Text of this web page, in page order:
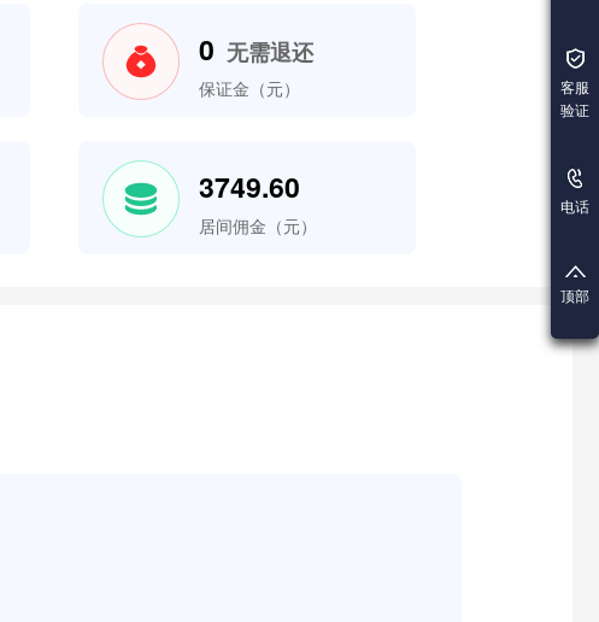
0 无需退还
保证金（元）
3749.60
居间佣金（元）
客服
验证
电话
顶部